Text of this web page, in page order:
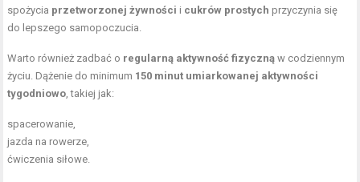
spożycia przetworzonej żywności i cukrów prostych przyczynia się
do lepszego samopoczucia.
Warto również zadbać o regularną aktywność fizyczną w codziennym
życiu. Dążenie do minimum 150 minut umiarkowanej aktywności
tygodniowo, takiej jak:
spacerowanie,
jazda na rowerze,
ćwiczenia siłowe.